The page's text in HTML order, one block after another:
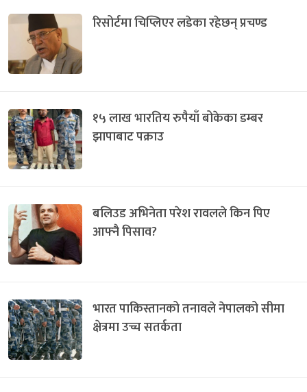
रिसोर्टमा चिप्लिएर लडेका रहेछन् प्रचण्ड
१५ लाख भारतिय रुपैयाँ बोकेका डम्बर
झापाबाट पक्राउ
बलिउड अभिनेता परेश रावलले किन पिए
आफ्नै पिसाव?
भारत पाकिस्तानको तनावले नेपालको सीमा
क्षेत्रमा उच्च सतर्कता